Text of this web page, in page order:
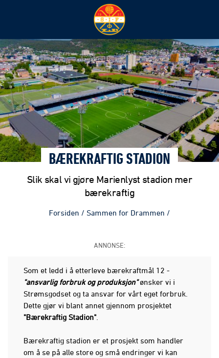
BÆREKRAFTIG STADION
Slik skal vi gjøre Marienlyst stadion mer
bærekraftig
Forsiden / Sammen for Drammen /
ANNONSE:
Som et ledd i å etterleve bærekraftmål 12 -
"ansvarlig forbruk og produksjon"ønsker vi i
Strømsgodset og ta ansvar for vårt eget forbruk.
Dette gjør vi blant annet gjennom prosjektet
"Bærekraftig Stadion"
Bærekraftig stadion er et prosjekt som handler
om å se på alle store og små endringer vi kan